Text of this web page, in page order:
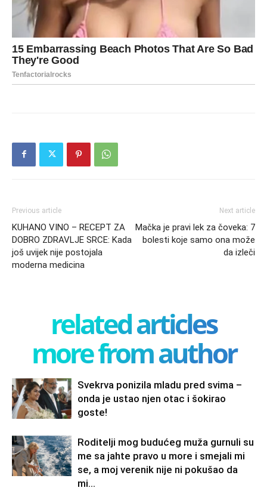
Previous article
KUHANO VINO – RECEPT ZA
DOBRO ZDRAVLJE SRCE: Kada
još uvijek nije postojala
moderna medicina
Next article
Mačka je pravi lek za čoveka: 7
bolesti koje samo ona može
da izleči
related articles
more from author
Svekrva ponizila mladu pred svima –
onda je ustao njen otac i šokirao
goste!
Roditelji mog budućeg muža gurnuli su
me sa jahte pravo u more i smejali mi
se, a moj verenik nije ni pokušao da
mi...